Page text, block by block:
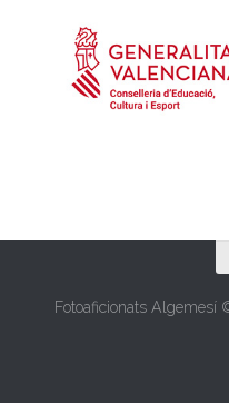
Fotoaficionats Algemesí